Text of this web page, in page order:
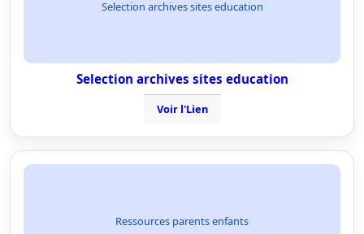
Selection archives sites education
Selection archives sites education
Voir l'Lien
Ressources parents enfants